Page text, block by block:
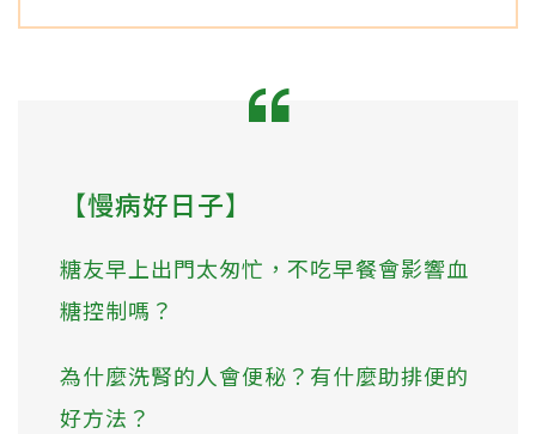
【慢病好日子】
糖友早上出門太匆忙，不吃早餐會影響血
糖控制嗎？
為什麼洗腎的人會便秘？有什麼助排便的
好方法？